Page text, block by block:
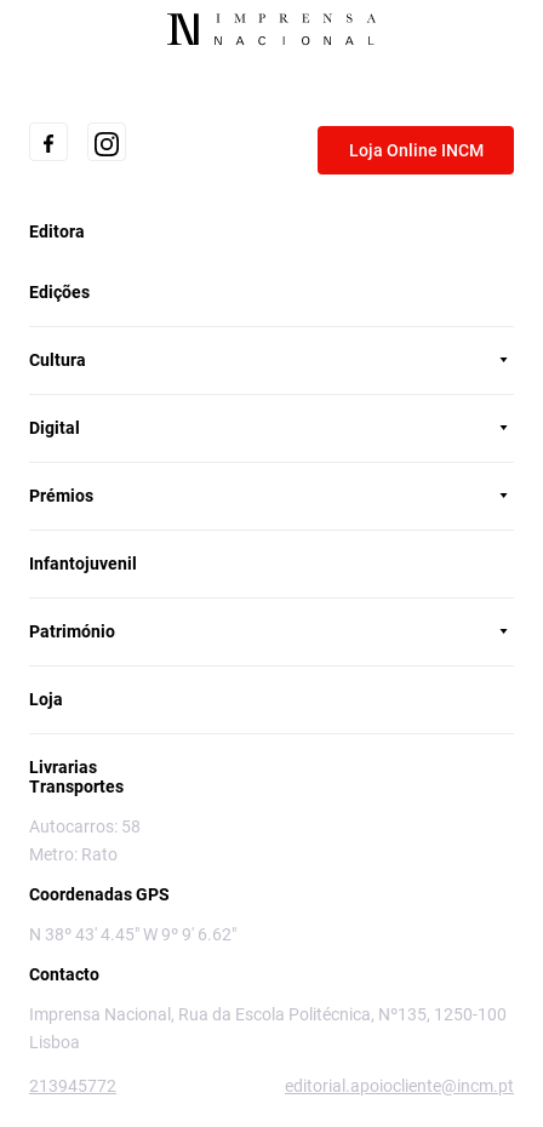
Loja Online INCM
Editora
Edições
Cultura
Digital
Prémios
Infantojuvenil
Património
Loja
Livrarias
Transportes
Autocarros: 58
Metro: Rato
Coordenadas GPS
N 38º 43' 4.45" W 9º 9' 6.62"
Contacto
Imprensa Nacional, Rua da Escola Politécnica, Nº135, 1250-100
Lisboa
213945772 editorial.apoiocliente@incm.pt